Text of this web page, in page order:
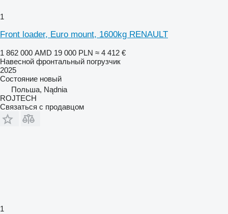
1
Front loader, Euro mount, 1600kg RENAULT
1 862 000 AMD 19 000 PLN ≈ 4 412 €
Навесной фронтальный погрузчик
2025
Состояние новый
Польша, Nądnia
ROJTECH
Связаться с продавцом
1